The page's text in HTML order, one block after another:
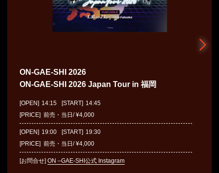
ON-GAE-SHI 2026
ON-GAE-SHI 2026 Japan Tour in 福岡
[OPEN] 14:15 [START] 14:45
[PRICE] 前売・当日/ ¥4,000
[OPEN] 19:00 [START] 19:30
[PRICE] 前売・当日/ ¥4,000
[お問合せ] ON –GAE-SHI公式 Instagram